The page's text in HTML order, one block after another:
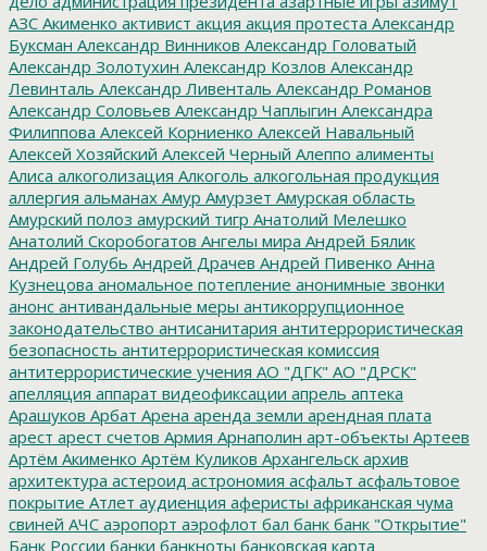
АЗС Акименко активист акция акция протеста Александр
Буксман Александр Винников Александр Головатый
Александр Золотухин Александр Козлов Александр
Левинталь Александр Ливенталь Александр Романов
Александр Соловьев Александр Чаплыгин Александра
Филиппова Алексей Корниенко Алексей Навальный
Алексей Хозяйский Алексей Черный Алеппо алименты
Алиса алкоголизация Алкоголь алкогольная продукция
аллергия альманах Амур Амурзет Амурская область
Амурский полоз амурский тигр Анатолий Мелешко
Анатолий Скоробогатов Ангелы мира Андрей Бялик
Андрей Голубь Андрей Драчев Андрей Пивенко Анна
Кузнецова аномальное потепление анонимные звонки
анонс антивандальные меры антикоррупционное
законодательство антисанитария антитеррористическая
безопасность антитеррористическая комиссия
антитеррористические учения АО "ДГК" АО "ДРСК"
апелляция аппарат видеофиксации апрель аптека
Арашуков Арбат Арена аренда земли арендная плата
арест арест счетов Армия Арнаполин арт-объекты Артеев
Артём Акименко Артём Куликов Архангельск архив
архитектура астероид астрономия асфальт асфальтовое
покрытие Атлет аудиенция аферисты африканская чума
свиней АЧС аэропорт аэрофлот бал банк банк "Открытие"
Банк России банки банкноты банковская карта